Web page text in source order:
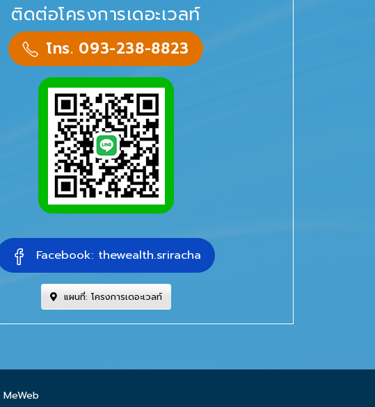
ติดต่อโครงการเดอะเวลท์
โทร. 093-238-8823
Facebook: thewealth.sriracha
แผนที่: โครงการเดอะเวลท์
MeWeb